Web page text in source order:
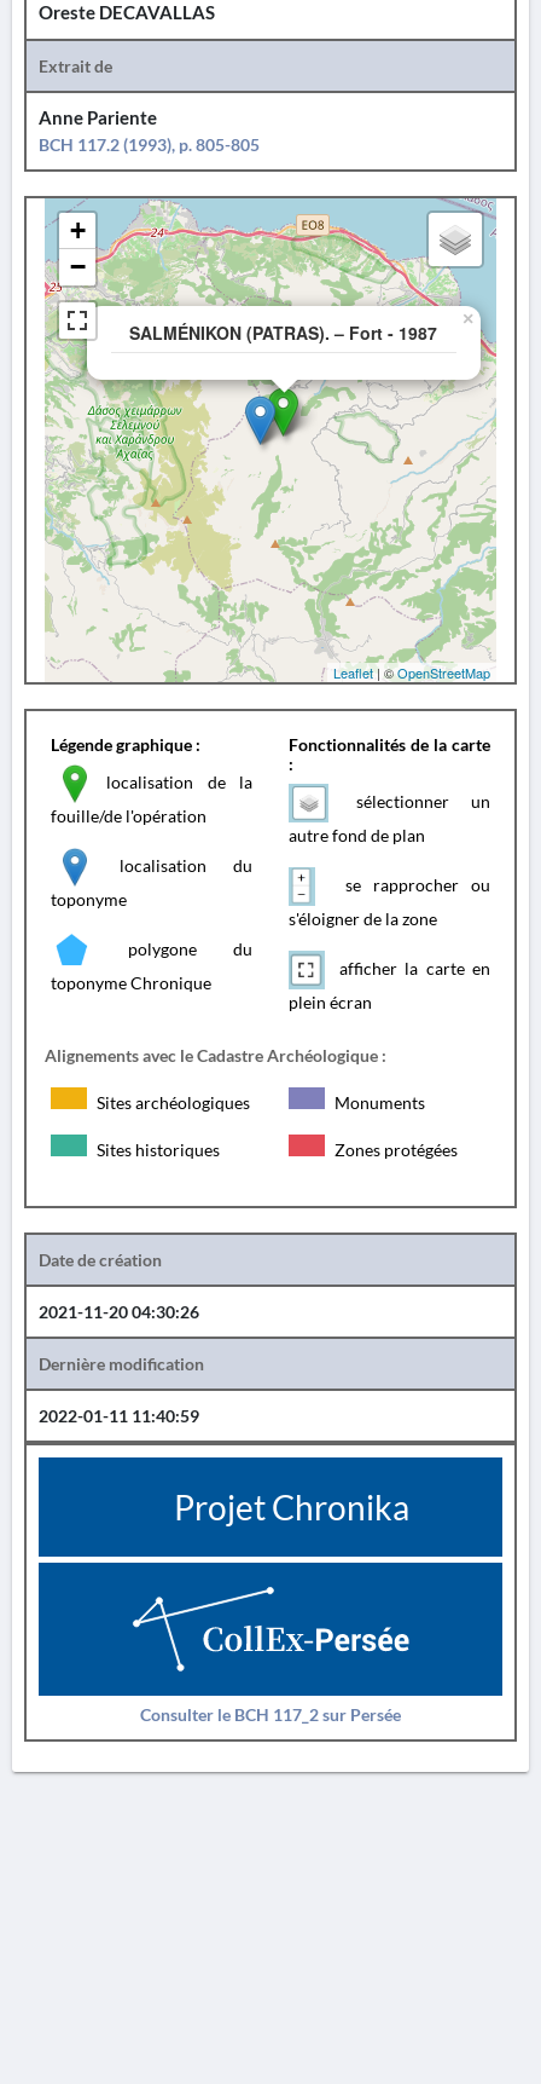
Oreste DECAVALLAS
Extrait de
Anne Pariente
BCH 117.2 (1993), p. 805-805
SALMÉNIKON (PATRAS). – Fort - 1987
×
+
−
Leaflet | ©OpenStreetMap
Légende graphique :
localisation de la
fouille/de l'opération
localisation du
toponyme
polygone du
toponyme Chronique
Fonctionnalités de la carte
:
sélectionner un
autre fond de plan
se rapprocher ou
s'éloigner de la zone
afficher la carte en
plein écran
Alignements avec le Cadastre Archéologique :
Sites archéologiques Monuments
Sites historiques Zones protégées
Date de création
2021-11-20 04:30:26
Dernière modification
2022-01-11 11:40:59
Projet Chronika
Consulter le BCH 117_2 sur Persée